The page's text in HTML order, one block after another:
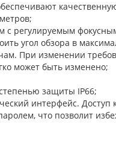
с регулируемым
угол обзора в
При изменении
может быть изменено;
защиты IP66;
интерфейс. Доступ
что позволит